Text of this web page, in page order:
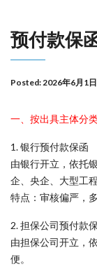
预付款保
Posted:2026年6月1日
一、按出具主体分
1. 银行预付款保函
由银行开立，依托
企、央企、大型工
特点：审核偏严，
2. 担保公司预付款
由担保公司开立，
便。